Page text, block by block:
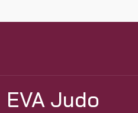
EVA Judo